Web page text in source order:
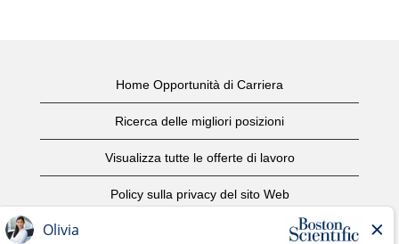
Home Opportunità di Carriera
Ricerca delle migliori posizioni
Visualizza tutte le offerte di lavoro
Policy sulla privacy del sito Web